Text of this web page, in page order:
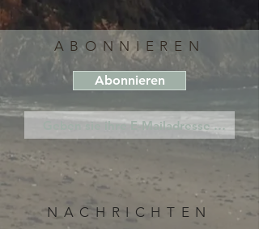
ABONNIEREN
Abonnieren
NACHRICHTEN